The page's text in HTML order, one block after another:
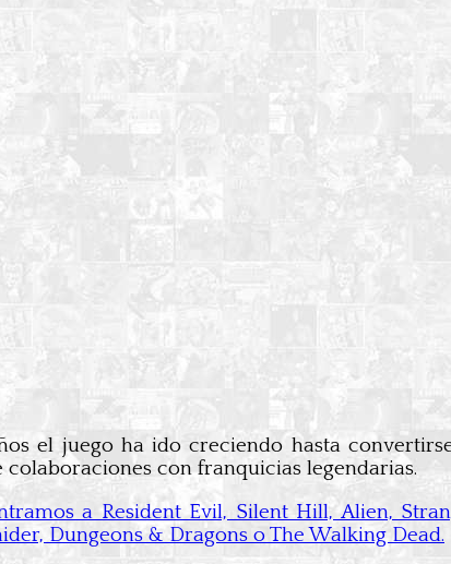
el juego ha ido creciendo hasta
colaboraciones con franquicias legendarias.
a Resident Evil, Silent Hill, Alien,
Dungeons & Dragons o The Walking Dead.